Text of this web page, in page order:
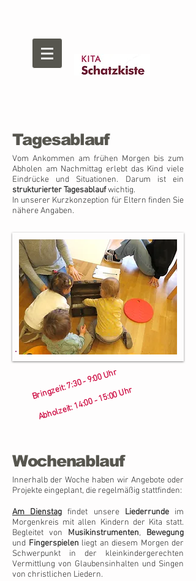
Tagesablauf
Vom Ankommen am frühen Morgen bis zum
Abholen am Nachmittag erlebt das Kind viele
Eindrücke und Situationen. Darum ist ein
strukturierter Tagesablaufwichtig.
In unserer Kurzkonzeption für Eltern finden Sie
nähere Angaben.
Bringzeit: 7:30 - 9:00 Uhr
Abholzeit: 14:00 - 15:00 Uhr
Wochenablauf
Innerhalb der Woche haben wir Angebote oder
Projekte eingeplant, die regelmäßig stattfinden:
Am Dienstag findet unsere Liederrunde im
Morgenkreis mit allen Kindern der Kita statt.
Begleitet von Musikinstrumenten, Bewegung
und Fingerspielen liegt an diesem Morgen der
Schwerpunkt in der kleinkindergerechten
Vermittlung von Glaubensinhalten und Singen
von christlichen Liedern.